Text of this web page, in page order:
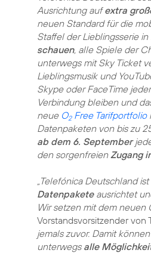
Ausrichtung aufextra
neuen Standard für die
Staffel der Lieblingsserie in
schauen, alle Spiele der
unterwegs mit Sky Ticket
Lieblingsmusik und
Skype oder FaceTime
Verbindung bleiben und
neue O2Free Tarifportfolio
Datenpaketen von bis zu
ab dem 6. September
den sorgenfreienZugang
„Telefónica Deutschland
Datenpaketeausrichtet
Wir setzen mit dem neuen
Vorstandsvorsitzender
jemals zuvor. Damit
unterwegs alle